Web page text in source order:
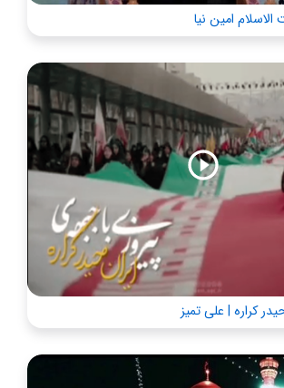
امین نیا
کراره | علی تمیز